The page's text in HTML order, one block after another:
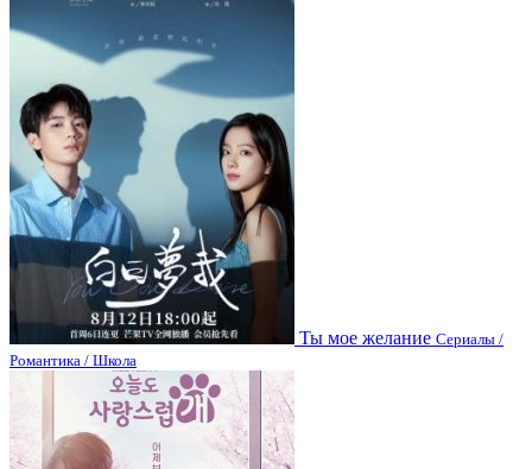
Ты мое желание Сериалы /
Романтика / Школа